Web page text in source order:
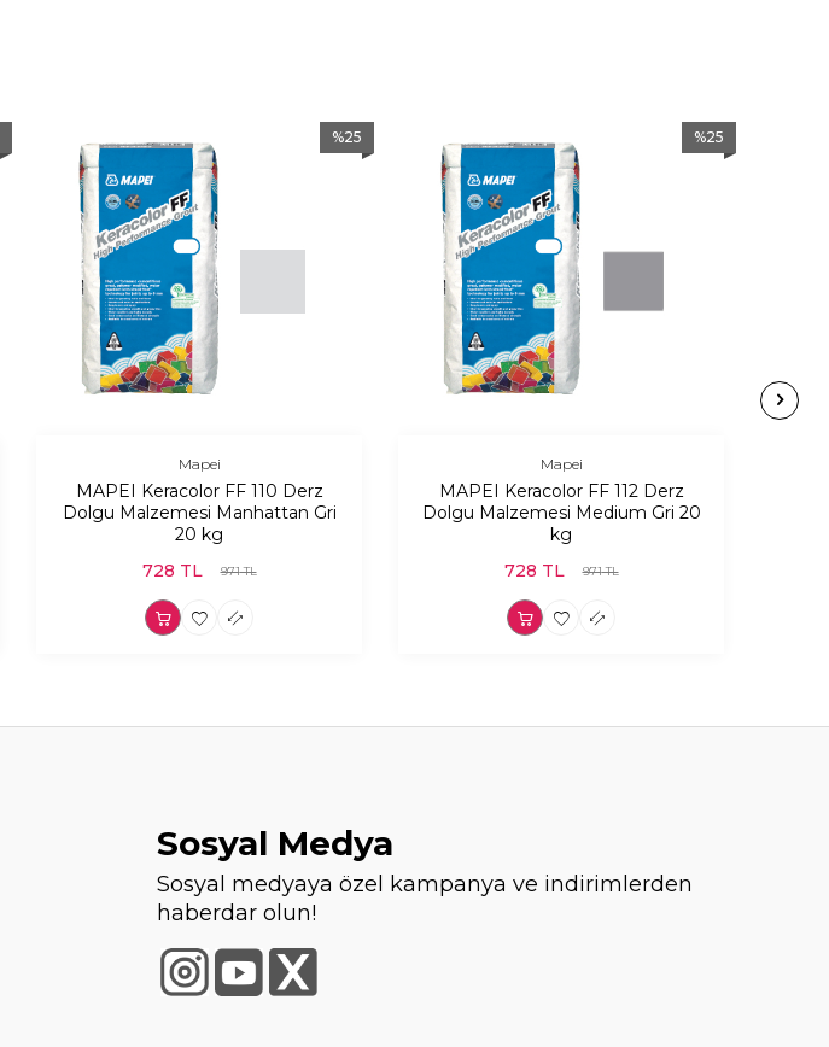
%25
Mapei
MAPEI Keracolor FF 110 Derz
Dolgu Malzemesi Manhattan Gri
20 kg
971TL
728 TL
%25
Mapei
MAPEI Keracolor FF 112 Derz
Dolgu Malzemesi Medium Gri 20
kg
971TL
728 TL
Sosyal Medya
Sosyal medyaya özel kampanya ve indirimlerden
haberdar olun!